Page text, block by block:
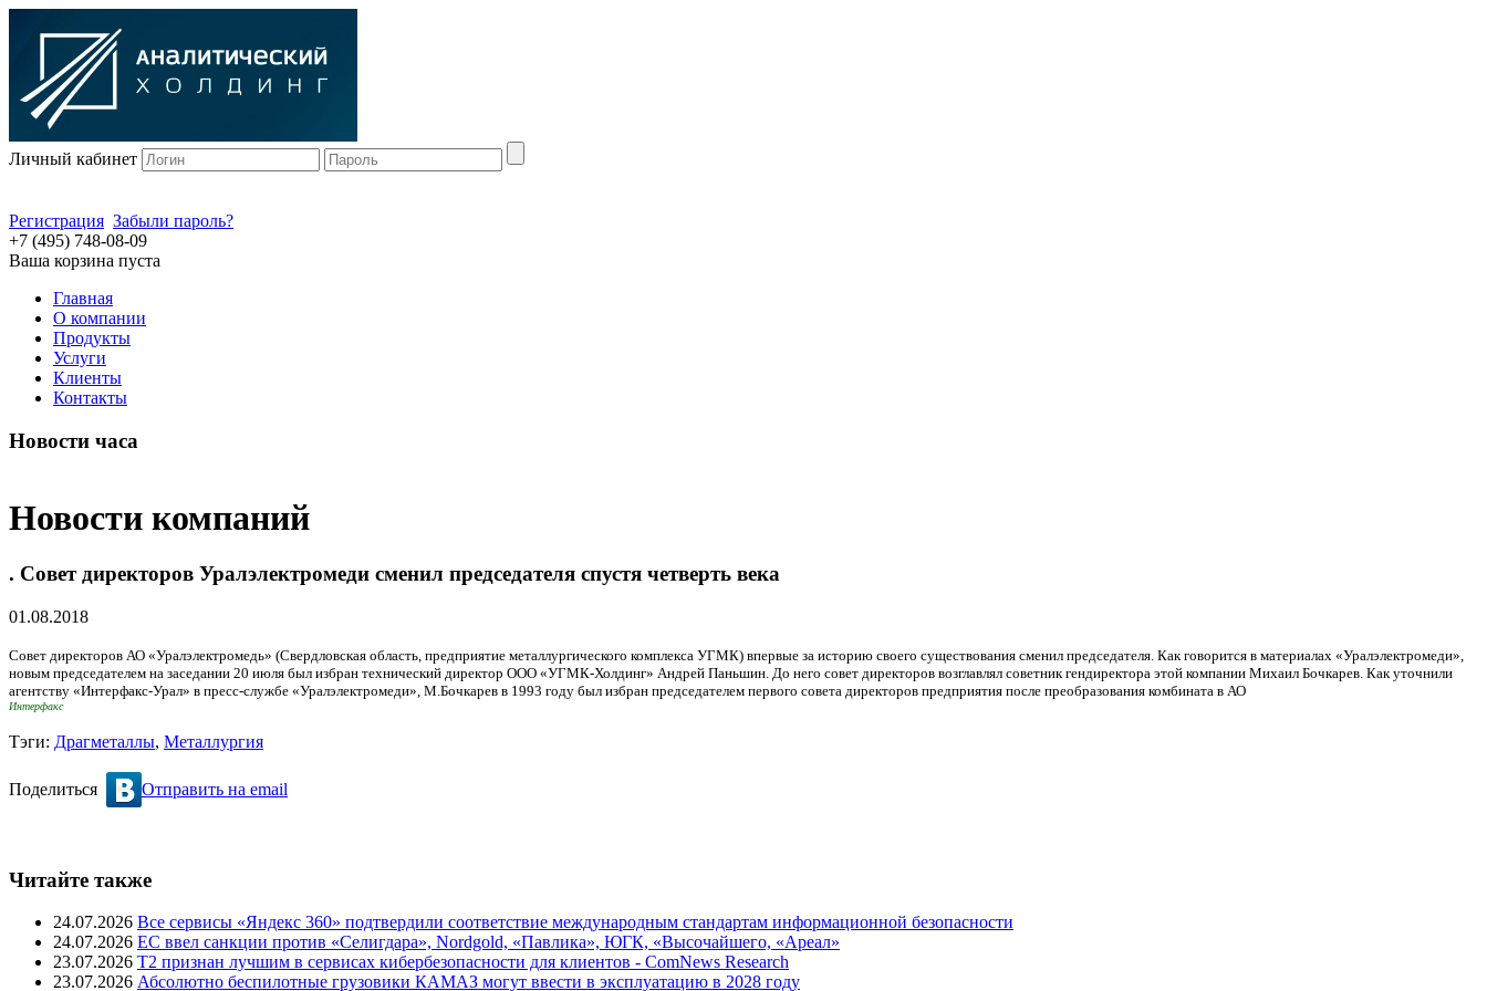
Личный кабинет
Регистрация Забыли пароль?
+7 (495) 748-08-09
Ваша корзина пуста
Главная
О компании
Продукты
Услуги
Клиенты
Контакты
Новости часа
Новости компаний
. Совет директоров Уралэлектромеди сменил председателя спустя четверть века
01.08.2018
Совет директоров АО «Уралэлектромедь» (Свердловская область, предприятие металлургического комплекса УГМК) впервые за историю своего существования сменил председателя. Как говорится в материалах «Уралэлектромеди»,
новым председателем на заседании 20 июля был избран технический директор ООО «УГМК-Холдинг» Андрей Паньшин. До него совет директоров возглавлял советник гендиректора этой компании Михаил Бочкарев. Как уточнили
агентству «Интерфакс-Урал» в пресс-службе «Уралэлектромеди», М.Бочкарев в 1993 году был избран председателем первого совета директоров предприятия после преобразования комбината в АО
Интерфакс
Тэги: Драгметаллы, Металлургия
Поделиться Отправить на email
Читайте также
24.07.2026 Все сервисы «Яндекс 360» подтвердили соответствие международным стандартам информационной безопасности
24.07.2026 ЕС ввел санкции против «Селигдара», Nordgold, «Павлика», ЮГК, «Высочайшего, «Ареал»
23.07.2026 T2 признан лучшим в сервисах кибербезопасности для клиентов - ComNews Research
23.07.2026 Абсолютно беспилотные грузовики КАМАЗ могут ввести в эксплуатацию в 2028 году